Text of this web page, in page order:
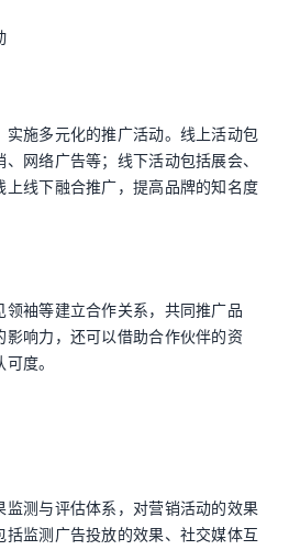
施多元化的推广活动。线上活动包
网络广告等；线下活动包括展会、
上线下融合推广，提高品牌的知名度
袖等建立合作关系，共同推广品
影响力，还可以借助合作伙伴的资
度。
监测与评估体系，对营销活动的效果
监测广告投放的效果、社交媒体互